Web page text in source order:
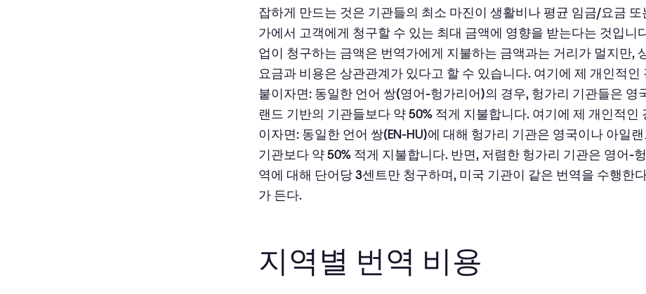
잡하게 만드는 것은 기관들의 최소 마진이 생활비나 평균 임금/요금 또
가에서 고객에게 청구할 수 있는 최대 금액에 영향을 받는다는 것입니
업이 청구하는 금액은 번역가에게 지불하는 금액과는 거리가 멀지만,
요금과 비용은 상관관계가 있다고 할 수 있습니다. 여기에 제 개인적인
붙이자면: 동일한 언어 쌍(영어-헝가리어)의 경우, 헝가리 기관들은 영
랜드 기반의 기관들보다 약 50% 적게 지불합니다. 여기에 제 개인적인
이자면: 동일한 언어 쌍(EN-HU)에 대해 헝가리 기관은 영국이나 아일
기관보다 약 50% 적게 지불합니다. 반면, 저렴한 헝가리 기관은 영어-
역에 대해 단어당 3센트만 청구하며, 미국 기관이 같은 번역을 수행한
가 든다.
지역별 번역 비용